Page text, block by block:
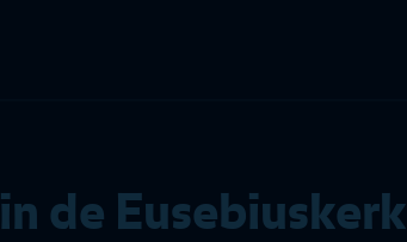
de Eusebiuskerk